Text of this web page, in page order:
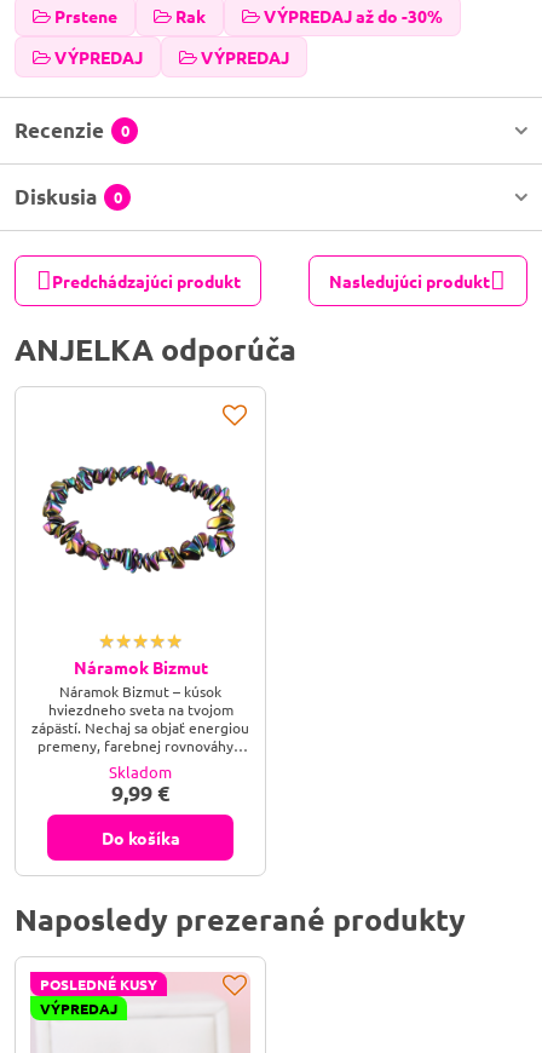
Prstene
Rak
VÝPREDAJ až do -30%
VÝPREDAJ
VÝPREDAJ
Recenzie 0
Diskusia 0
Predchádzajúci produkt Nasledujúci produkt
ANJELKA odporúča
Náramok Bizmut
Náramok Bizmut – kúsok
hviezdneho sveta na tvojom
zápästí. Nechaj sa objať energiou
premeny, farebnej rovnováhy a
duchovnej sily. Tento jedinečný
náramok z bizmutu ti
pripomenie, že aj v chaose sa
rodí krása – a svetlo sa vždy
nájde.
Skladom
9,99 €
Do košíka
Naposledy prezerané produkty
POSLEDNÉ KUSY
VÝPREDAJ